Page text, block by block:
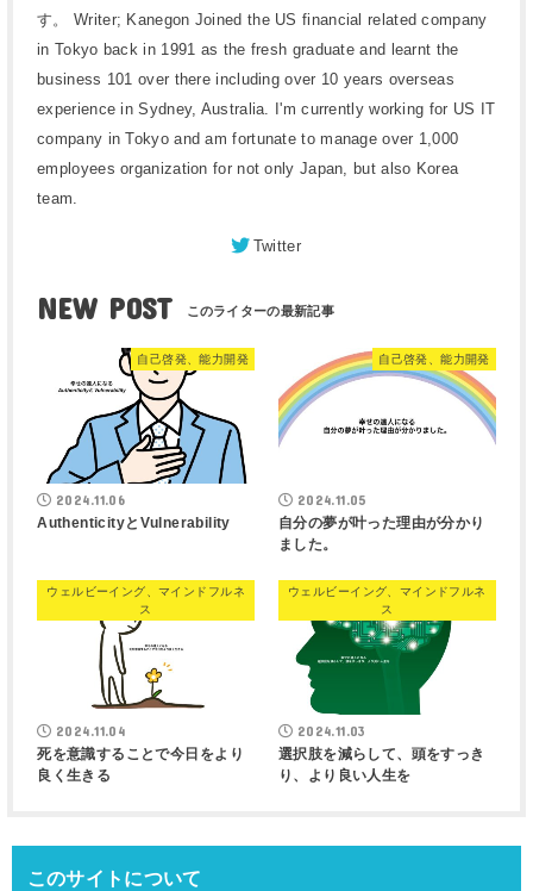
す。 Writer; Kanegon Joined the US financial related company
in Tokyo back in 1991 as the fresh graduate and learnt the
business 101 over there including over 10 years overseas
experience in Sydney, Australia. I'm currently working for US IT
company in Tokyo and am fortunate to manage over 1,000
employees organization for not only Japan, but also Korea
team.
Twitter
NEW POST
自己啓発、能力開発
2024.11.06
AuthenticityとVulnerability
自己啓発、能力開発
2024.11.05
自分の夢が叶った理由が分かり
ました。
ウェルビーイング、マインドフルネ
ス
2024.11.04
死を意識することで今日をより
良く生きる
ウェルビーイング、マインドフルネ
ス
2024.11.03
選択肢を減らして、頭をすっき
り、より良い人生を
このサイトについて